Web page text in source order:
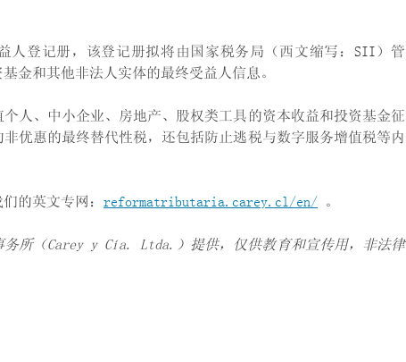
人登记册，该登记册拟将由国家税务局（西文缩写：SII）管
金和其他非法人实体的最终受益人信息。
人、中小企业、房地产、股权类工具的资本收益和投资基金征
优惠的最终替代性税，还包括防止逃税与数字服务增值税等内
的英文专网： reformatributaria.carey.cl/en/ 。
务所（Carey y Cía. Ltda.）提供，仅供教育和宣传用，非法律